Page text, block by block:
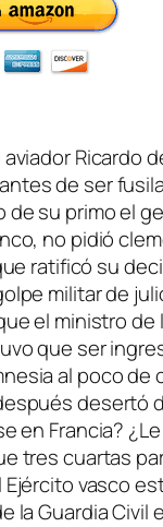
Ricardo
de ser
de su primo el
no pidió
ratificó su
militar de
el ministro de
que ser
al poco de
desertó
en Francia?
tres cuartas
Ejército vasco
la Guardia Civil